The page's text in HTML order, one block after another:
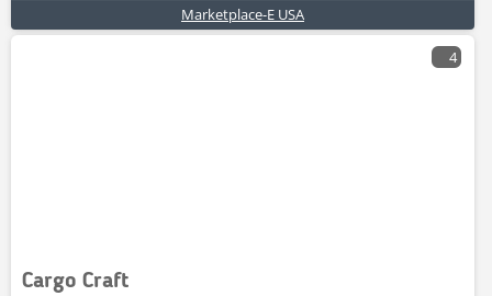
Marketplace-E USA
4
Cargo Craft